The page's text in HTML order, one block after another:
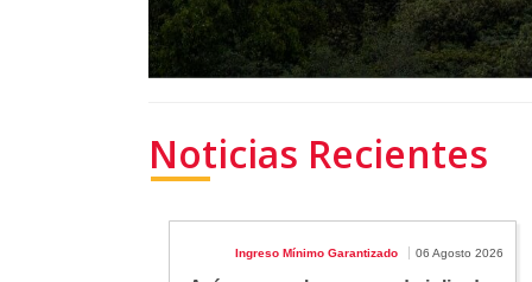
Noticias Recientes
Ingreso Mínimo Garantizado 06 Agosto 2026